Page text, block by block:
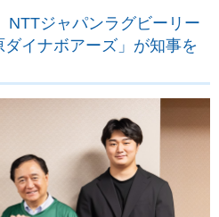
NTTジャパンラグビーリー
イナボアーズ」が知事を